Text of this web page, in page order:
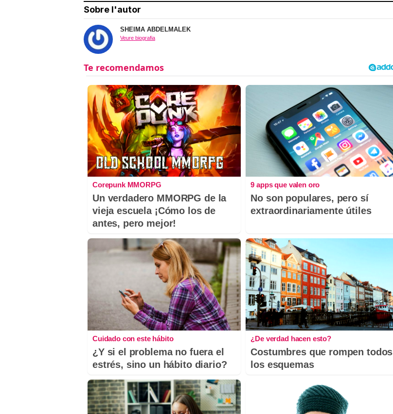
Sobre l'autor
SHEIMA ABDELMALEK
Veure biografia
Corepunk MMORPG
Un verdadero MMORPG de la
vieja escuela ¡Cómo los de
antes, pero mejor!
9 apps que valen oro
No son populares, pero sí
extraordinariamente útiles
Cuidado con este hábito
¿Y si el problema no fuera el
estrés, sino un hábito diario?
¿De verdad hacen esto?
Costumbres que rompen todos
los esquemas